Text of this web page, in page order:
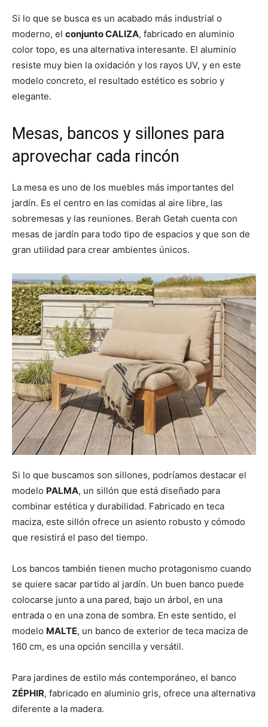
Si lo que se busca es un acabado más industrial o
moderno, el conjunto CALIZA, fabricado en aluminio
color topo, es una alternativa interesante. El aluminio
resiste muy bien la oxidación y los rayos UV, y en este
modelo concreto, el resultado estético es sobrio y
elegante.
Mesas, bancos y sillones para
aprovechar cada rincón
La mesa es uno de los muebles más importantes del
jardín. Es el centro en las comidas al aire libre, las
sobremesas y las reuniones. Berah Getah cuenta con
mesas de jardín para todo tipo de espacios y que son de
gran utilidad para crear ambientes únicos.
Si lo que buscamos son sillones, podríamos destacar el
modelo PALMA, un sillón que está diseñado para
combinar estética y durabilidad. Fabricado en teca
maciza, este sillón ofrece un asiento robusto y cómodo
que resistirá el paso del tiempo.
Los bancos también tienen mucho protagonismo cuando
se quiere sacar partido al jardín. Un buen banco puede
colocarse junto a una pared, bajo un árbol, en una
entrada o en una zona de sombra. En este sentido, el
modelo MALTE, un banco de exterior de teca maciza de
160 cm, es una opción sencilla y versátil.
Para jardines de estilo más contemporáneo, el banco
ZÉPHIR, fabricado en aluminio gris, ofrece una alternativa
diferente a la madera.